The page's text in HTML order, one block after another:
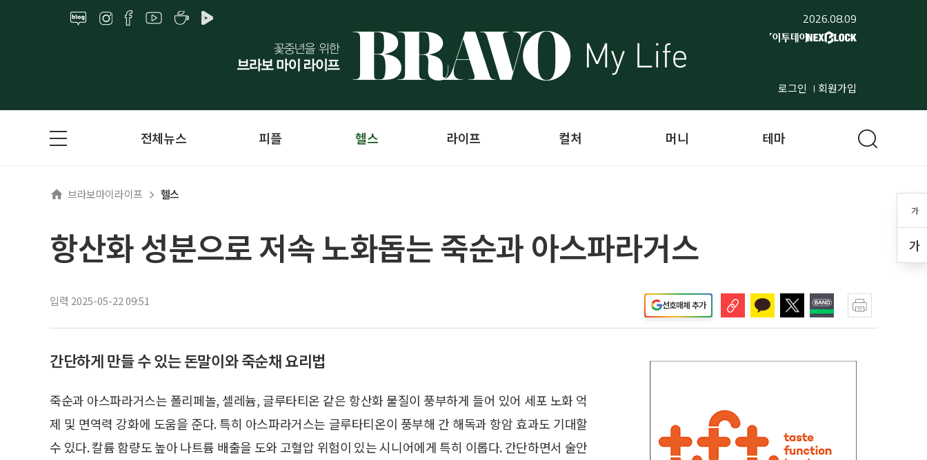
2026.08.09
로그인 회원가입
가
가
전체뉴스 피플 헬스 라이프 컬처 머니 테마
브라보마이라이프 헬스
항산화 성분으로 저속 노화돕는 죽순과 아스파라거스
입력 2025-05-22 09:51 선호매체 추가
간단하게 만들 수 있는 돈말이와 죽순채 요리법
죽순과 아스파라거스는 폴리페놀, 셀레늄, 글루타티온 같은 항산화 물질이 풍부하게 들어 있어 세포 노화 억
제 및 면역력 강화에 도움을 준다. 특히 아스파라거스는 글루타티온이 풍부해 간 해독과 항암 효과도 기대할
수 있다. 칼륨 함량도 높아 나트륨 배출을 도와 고혈압 위험이 있는 시니어에게 특히 이롭다. 간단하면서 술안